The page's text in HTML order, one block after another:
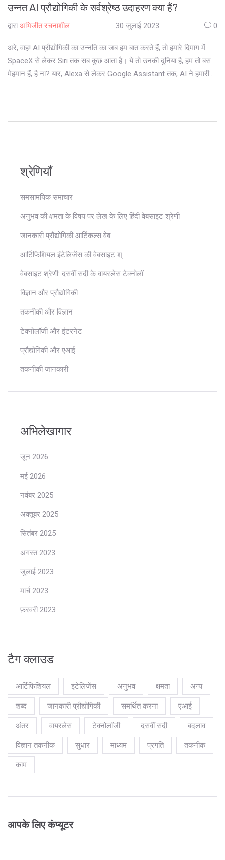
उन्नत AI प्रौद्योगिकी के सर्वश्रेष्ठ उदाहरण क्या हैं?
द्वारा अभिजीत रचनाशील 30 जुलाई 2023 0
अरे, वाह! AI प्रौद्योगिकी का उन्नति का जब हम बात करते हैं, तो हमारे दिमाग में
SpaceX से लेकर Siri तक सब कुछ आता है। ये तो उनकी दुनिया है, हम तो बस
मेहमान हैं, है ना? यार, Alexa से लेकर Google Assistant तक, AI ने हमारी
श्रेणियाँ
समसामयिक समाचार
अनुभव की क्षमता के विषय पर लेख के लिए हिंदी वेबसाइट श्रेणी
जानकारी प्रौद्योगिकी आर्टिकल्स वेब
आर्टिफिशियल इंटेलिजेंस की वेबसाइट श्
वेबसाइट श्रेणी: दसवीं सदी के वायरलेस टेक्नोलॉ
विज्ञान और प्रौद्योगिकी
तकनीकी और विज्ञान
टेक्नोलॉजी और इंटरनेट
प्रौद्योगिकी और एआई
तकनीकी जानकारी
अभिलेखागार
जून 2026
मई 2026
नवंबर 2025
अक्तूबर 2025
सितंबर 2025
अगस्त 2023
जुलाई 2023
मार्च 2023
फ़रवरी 2023
टैग क्लाउड
आर्टिफिशियल इंटेलिजेंस अनुभव क्षमता अन्य
शब्द जानकारी प्रौद्योगिकी समर्थित करना एआई
अंतर वायरलेस टेक्नोलॉजी दसवीं सदी बदलाव
विज्ञान तकनीक सुधार माध्यम प्रगति तकनीक
काम
आपके लिए कंप्यूटर